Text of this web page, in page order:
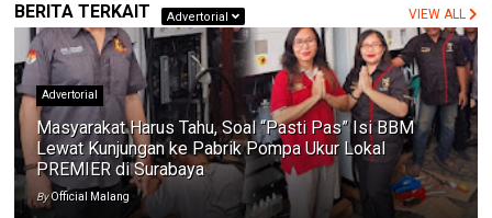
BERITA TERKAIT Advertorial VIEW ALL
Advertorial
Masyarakat Harus Tahu, Soal “Pasti Pas” Isi BBM
Lewat Kunjungan ke Pabrik Pompa Ukur Lokal
PREMIER di Surabaya
ByOfficial Malang